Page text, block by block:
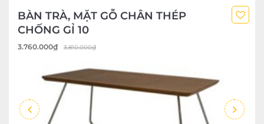
BÀN TRÀ, MẶT GỖ CHÂN THÉP
CHỐNG GỈ 10
3.760.000₫ 3.810.000₫